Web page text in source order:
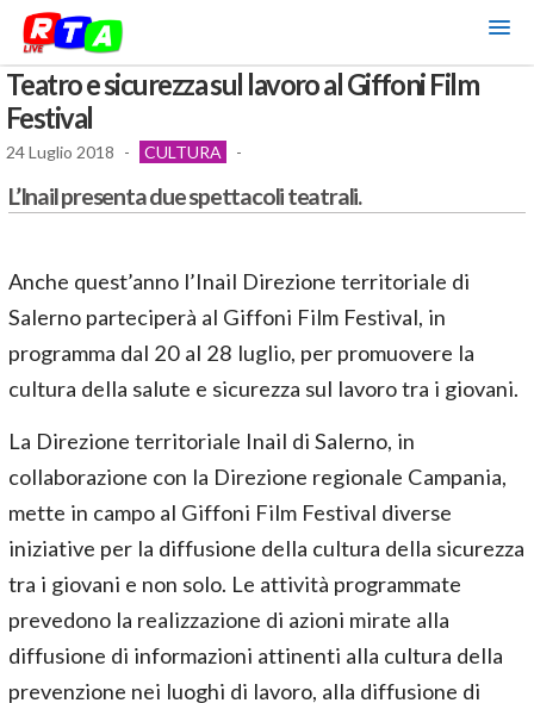
Teatro e sicurezza sul lavoro al Giffoni Film
Festival
24 Luglio 2018 - CULTURA -
L’Inail presenta due spettacoli teatrali.
Anche quest’anno l’Inail Direzione territoriale di
Salerno parteciperà al Giffoni Film Festival, in
programma dal 20 al 28 luglio, per promuovere la
cultura della salute e sicurezza sul lavoro tra i giovani.
La Direzione territoriale Inail di Salerno, in
collaborazione con la Direzione regionale Campania,
mette in campo al Giffoni Film Festival diverse
iniziative per la diffusione della cultura della sicurezza
tra i giovani e non solo. Le attività programmate
prevedono la realizzazione di azioni mirate alla
diffusione di informazioni attinenti alla cultura della
prevenzione nei luoghi di lavoro, alla diffusione di